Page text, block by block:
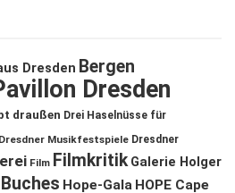
Dresden Bergen
Dresden
draußen Drei Haselnüsse für
Dresdner Musikfestspiele Dresdner
Film Filmkritik Galerie Holger
Hope-Gala HOPE Cape